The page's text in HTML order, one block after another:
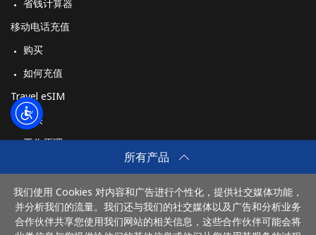
所有产品
我们使用 Cookies 对内容和广告进行个性化，提供社交媒体功能，
并分析我们的流量。我们还与我们的社交媒体以及广告和分析业务
合作伙伴共享您使用我们网站的相关信息，这些合作伙伴可能会将
省钱计算器
移动电话充值
购买
如何充值
Travel eSIM
购买
工作原理
付款方式：